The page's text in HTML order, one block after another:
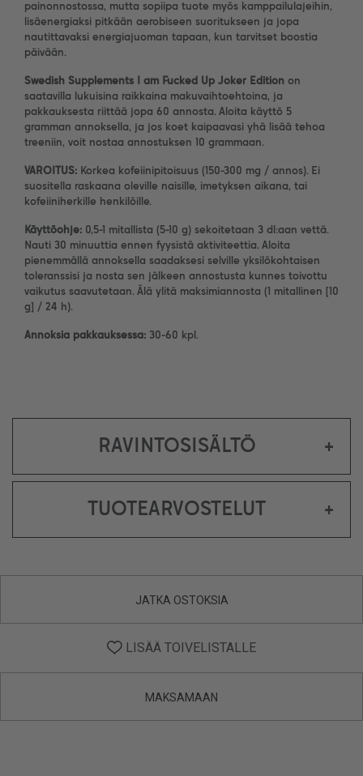
painonnostossa, mutta sopiipa tuote myös kamppailulajeihin,
lisäenergiaksi pitkään aerobiseen suoritukseen ja jopa
nautittavaksi energiajuoman tapaan, kun tarvitset boostia
päivään.
Swedish Supplements I am Fucked Up Joker Edition on
saatavilla lukuisina raikkaina makuvaihtoehtoina, ja
pakkauksesta riittää jopa 60 annosta. Aloita käyttö 5
gramman annoksella, ja jos koet kaipaavasi yhä lisää tehoa
treeniin, voit nostaa annostuksen 10 grammaan.
VAROITUS: Korkea kofeiinipitoisuus (150-300 mg / annos). Ei
suositella raskaana oleville naisille, imetyksen aikana, tai
kofeiiniherkille henkilöille.
Käyttöohje: 0,5-1 mitallista (5-10 g) sekoitetaan 3 dl:aan vettä.
Nauti 30 minuuttia ennen fyysistä aktiviteettia. Aloita
pienemmällä annoksella saadaksesi selville yksilökohtaisen
toleranssisi ja nosta sen jälkeen annostusta kunnes toivottu
vaikutus saavutetaan. Älä ylitä maksimiannosta (1 mitallinen [10
g] / 24 h).
Annoksia pakkauksessa: 30-60 kpl.
RAVINTOSISÄLTÖ +
TUOTEARVOSTELUT +
JATKA OSTOKSIA
LISÄÄ TOIVELISTALLE
MAKSAMAAN